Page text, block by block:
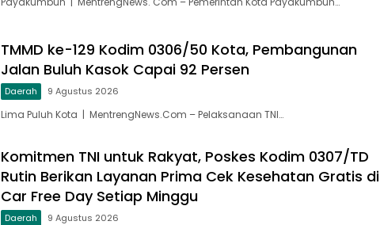
TMMD ke-129 Kodim 0306/50 Kota, Pembangunan
Jalan Buluh Kasok Capai 92 Persen
Daerah 9 Agustus 2026
Lima Puluh Kota | MentrengNews.Com – Pelaksanaan TNI…
Komitmen TNI untuk Rakyat, Poskes Kodim 0307/TD
Rutin Berikan Layanan Prima Cek Kesehatan Gratis di
Car Free Day Setiap Minggu
Daerah 9 Agustus 2026